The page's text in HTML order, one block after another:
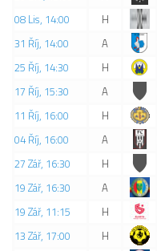
08 Lis, 14:00
H
31 Říj, 14:00
A
25 Říj, 14:30
H
17 Říj, 15:30
A
11 Říj, 16:00
H
04 Říj, 16:00
A
27 Zář, 16:30
H
19 Zář, 16:30
A
19 Zář, 11:15
H
13 Zář, 17:00
H